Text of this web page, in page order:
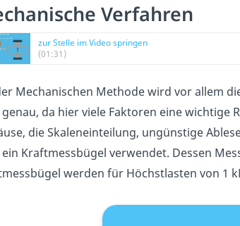
Verfahren
zur Stelle im Video springen
(01:31)
Mechanischen Methode wird vor allem
da hier viele Faktoren eine wichtige
die Skaleneinteilung, ungünstige
Kraftmessbügel verwendet. Dessen
werden für Höchstlasten von 1